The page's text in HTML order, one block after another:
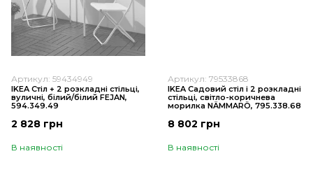
Артикул: 59434949
IKEA Стіл + 2 розкладні стільці,
вуличні, білий/білий FEJAN,
594.349.49
2 828 грн
В наявності
Артикул: 79533868
IKEA Садовий стіл і 2 розкладні
стільці, світло-коричнева
морилка NÄMMARÖ, 795.338.68
8 802 грн
В наявності